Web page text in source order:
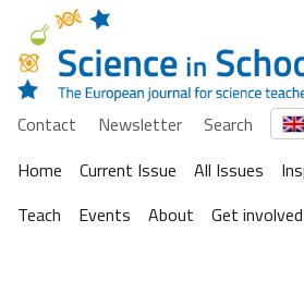
Contact Newsletter
Search
Home
Current Issue All Issues
Teach
Events About Get involved